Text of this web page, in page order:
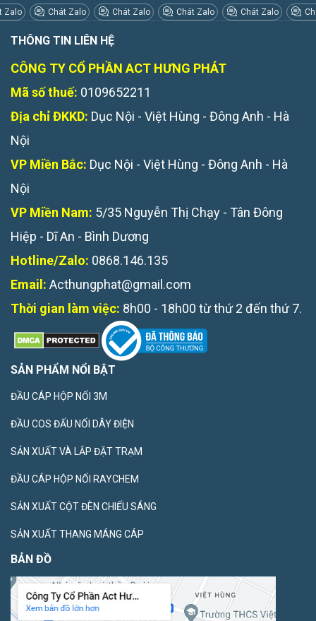
Zalo Chát Zalo Chát Zalo Chát Zalo Chát Zalo
THÔNG TIN LIÊN HỆ
CÔNG TY CỔ PHẦN ACT HƯNG PHÁT
Mã số thuế: 0109652211
Địa chỉ ĐKKD: Dục Nội - Việt Hùng - Đông Anh - Hà
Nội
VP Miền Bắc: Dục Nội - Việt Hùng - Đông Anh - Hà
Nội
VP Miền Nam: 5/35 Nguyễn Thị Chạy - Tân Đông
Hiệp - Dĩ An - Bình Dương
Hotline/Zalo: 0868.146.135
Email: Acthungphat@gmail.com
Thời gian làm việc: 8h00 - 18h00 từ thứ 2 đến thứ 7.
SẢN PHẨM NỔI BẬT
ĐẦU CÁP HỘP NỐI 3M
ĐẦU COS ĐẤU NỐI DÂY ĐIỆN
SẢN XUẤT VÀ LẮP ĐẶT TRẠM
ĐẦU CÁP HỘP NỐI RAYCHEM
SẢN XUẤT CỘT ĐÈN CHIẾU SÁNG
SẢN XUẤT THANG MÁNG CÁP
BẢN ĐỒ